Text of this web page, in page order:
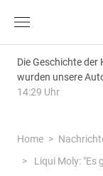
Die Geschichte der
wurden unsere
14:29 Uhr
Home
Liqui Moly: "Es